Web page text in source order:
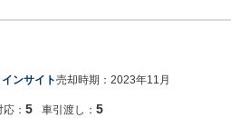
ンサイト売却時期： 2023年11月
： 5 車引渡し： 5